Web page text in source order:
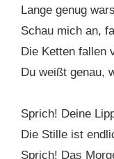
Lange genug
Schau mich an,
Die Ketten fallen
Du weißt genau,
Sprich! Deine
Die Stille ist
Sprich! Das